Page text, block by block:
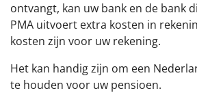
ontvangt, kan uw bank en de bank
PMA uitvoert extra kosten in
kosten zijn voor uw rekening.
Het kan handig zijn om een
te houden voor uw pensioen.